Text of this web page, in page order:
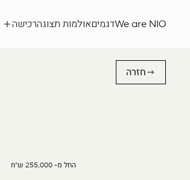
We are NIOדגמיםאולמות תצוגהרכישה
חזרה
החל מ- 255,000 ש"ח